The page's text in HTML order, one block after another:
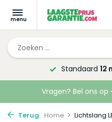
Standaard 12
Vragen? Bel ons op
Terug Home Lichtslang